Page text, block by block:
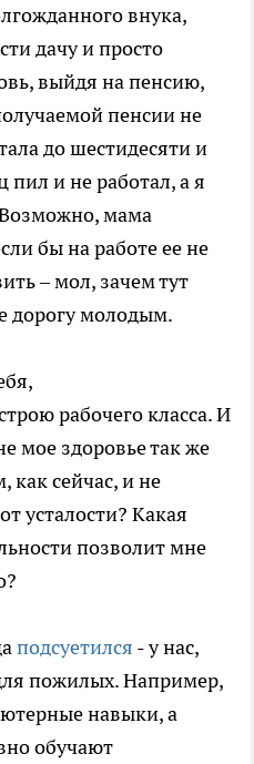
внука,
дачу и просто
выйдя на пенсию,
пенсии не
до шестидесяти и
и не работал, а я
мама
бы на работе ее не
– мол, зачем тут
дорогу молодым.
рабочего класса. И
мое здоровье так же
как сейчас, и не
усталости? Какая
позволит мне
подсуетился - у нас,
пожилых. Например,
навыки, а
обучают